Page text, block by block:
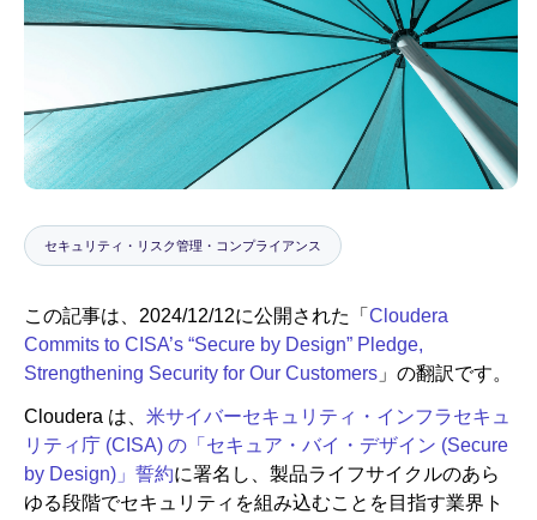
教育
セキュリティ・リスク管理・コンプライアンス
この記事は、2024/12/12に公開された「 Cloudera
Commits to CISA’s “Secure by Design” Pledge,
Strengthening Security for Our Customers 」の翻訳です。
Cloudera は、 米サイバーセキュリティ・インフラセキュ
リティ庁 (CISA) の「セキュア・バイ・デザイン (Secure
by Design)」誓約に署名し、製品ライフサイクルのあら
ゆる段階でセキュリティを組み込むことを目指す業界ト